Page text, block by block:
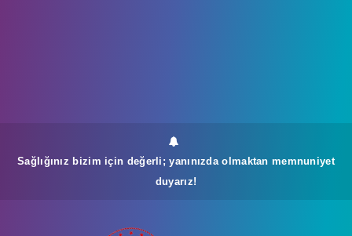
Sağlığınız bizim için değerli; yanınızda olmaktan memnuniyet
duyarız!